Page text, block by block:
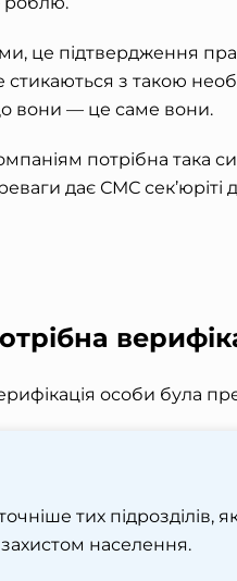
це підтвердження
з такою
вони — це саме вони.
потрібна така
дає СМС сек’юріті
особи була
тих підрозділів,
населення.